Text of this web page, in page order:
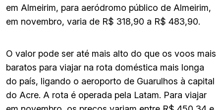
em Almeirim, para aeródromo público de Almeirim,
em novembro, varia de R$ 318,90 a R$ 483,90.
O valor pode ser até mais alto do que os voos mais
baratos para viajar na rota doméstica mais longa
do país, ligando o aeroporto de Guarulhos à capital
do Acre. A rota é operada pela Latam. Para viajar